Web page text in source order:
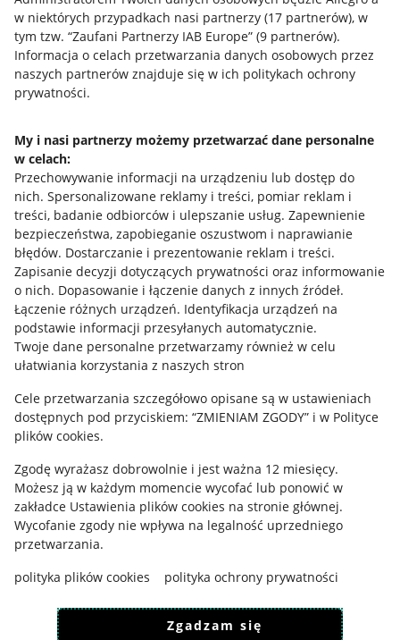
w niektórych przypadkach nasi partnerzy (17 partnerów), w
tym tzw. “Zaufani Partnerzy IAB Europe” (9 partnerów).
Informacja o celach przetwarzania danych osobowych przez
naszych partnerów znajduje się w ich politykach ochrony
prywatności.
My i nasi partnerzy możemy przetwarzać dane personalne
w celach:
Przechowywanie informacji na urządzeniu lub dostęp do
nich. Spersonalizowane reklamy i treści, pomiar reklam i
treści, badanie odbiorców i ulepszanie usług. Zapewnienie
bezpieczeństwa, zapobieganie oszustwom i naprawianie
błędów. Dostarczanie i prezentowanie reklam i treści.
Zapisanie decyzji dotyczących prywatności oraz informowanie
o nich. Dopasowanie i łączenie danych z innych źródeł.
Łączenie różnych urządzeń. Identyfikacja urządzeń na
podstawie informacji przesyłanych automatycznie.
Twoje dane personalne przetwarzamy również w celu
ułatwiania korzystania z naszych stron
Cele przetwarzania szczegółowo opisane są w ustawieniach
dostępnych pod przyciskiem: “ZMIENIAM ZGODY” i w Polityce
plików cookies.
Zgodę wyrażasz dobrowolnie i jest ważna 12 miesięcy.
Możesz ją w każdym momencie wycofać lub ponowić w
zakładce Ustawienia plików cookies na stronie głównej.
Wycofanie zgody nie wpływa na legalność uprzedniego
przetwarzania.
polityka plików cookies
polityka ochrony prywatności
Zgadzam się
Przydatne informacje
Jak to działa
Allegro Gadane dla sprzedających
Allegro Gadane dla kupujących
Mapa miejscowości
Informacje prawne
Regulamin
Polityka plików "cookies"
Ustawienia plików "cookies"
Udostępnianie lokalizacji
Informacje dla Aktu o Usługach Cyfrowych
Pobierz aplikację